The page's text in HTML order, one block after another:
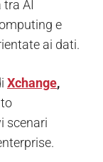
tra AI
e
ai dati.
Xchange,
scenari